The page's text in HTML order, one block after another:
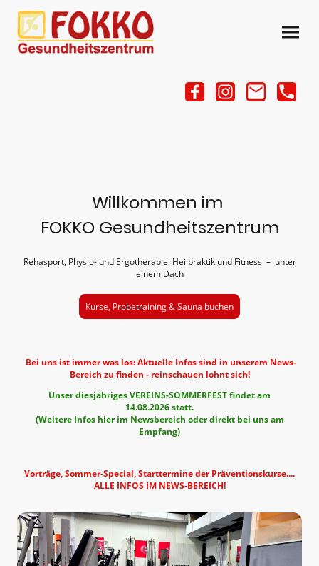
Willkommen im
FOKKO Gesundheitszentrum
Rehasport, Physio- und Ergotherapie, Heilpraktik und Fitness – unter
einem Dach
Kurse, Probetraining & Sauna buchen
Bei uns ist immer was los: Aktuelle Infos sind in unserem News-
Bereich zu finden - reinschauen lohnt sich!
Unser diesjähriges VEREINS-SOMMERFEST findet am
14.08.2026 statt.
(Weitere Infos hier im Newsbereich oder direkt bei uns am
Empfang)
Vorträge, Sommer-Special, Starttermine der Präventionskurse....
ALLE INFOS IM NEWS-BEREICH!